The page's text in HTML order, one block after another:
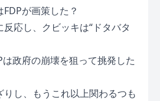
が画策した？
応し、クビッキは“ドタバタ
政府の崩壊を狙って挑発した
りし、もうこれ以上関わるつも